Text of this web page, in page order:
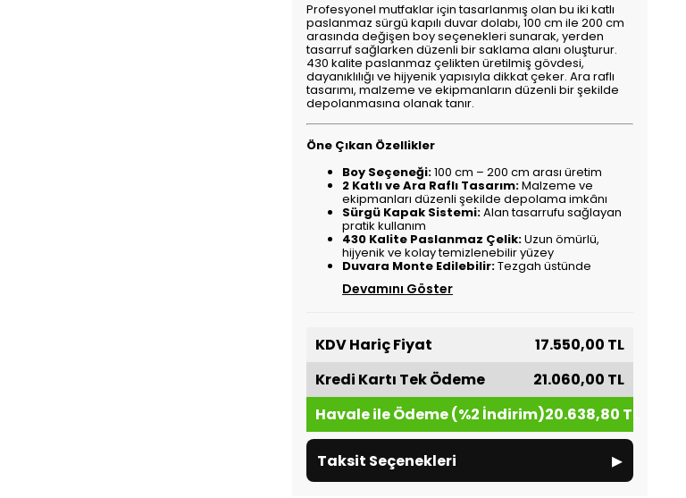
Profesyonel mutfaklar için tasarlanmış olan bu iki katlı
paslanmaz sürgü kapılı duvar dolabı, 100 cm ile 200 cm
arasında değişen boy seçenekleri sunarak, yerden
tasarruf sağlarken düzenli bir saklama alanı oluşturur.
430 kalite paslanmaz çelikten üretilmiş gövdesi,
dayanıklılığı ve hijyenik yapısıyla dikkat çeker. Ara raflı
tasarımı, malzeme ve ekipmanların düzenli bir şekilde
depolanmasına olanak tanır.
Öne Çıkan Özellikler
Boy Seçeneği:100 cm – 200 cm arası üretim
2 Katlı ve Ara Raflı Tasarım:Malzeme ve
ekipmanları düzenli şekilde depolama imkânı
Sürgü Kapak Sistemi:Alan tasarrufu sağlayan
pratik kullanım
430 Kalite Paslanmaz Çelik:Uzun ömürlü,
hijyenik ve kolay temizlenebilir yüzey
Duvara Monte Edilebilir:Tezgah üstünde
Devamını Göster
KDV Hariç Fiyat
17.550,00 TL
Kredi Kartı Tek Ödeme
21.060,00 TL
Havale ile Ödeme (%2 İndirim)20.638,80 TL
Taksit Seçenekleri ▸